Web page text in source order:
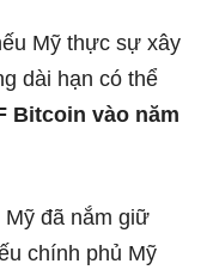
Mỹ thực sự xây
dài hạn có thể
Bitcoin vào năm
Mỹ đã nắm giữ
chính phủ Mỹ